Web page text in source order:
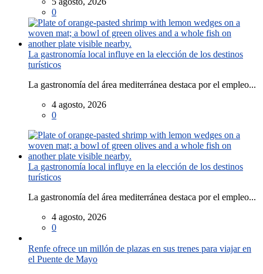
0
La gastronomía local influye en la elección de los destinos
turísticos
La gastronomía del área mediterránea destaca por el empleo...
4 agosto, 2026
0
La gastronomía local influye en la elección de los destinos
turísticos
La gastronomía del área mediterránea destaca por el empleo...
4 agosto, 2026
0
Renfe ofrece un millón de plazas en sus trenes para viajar en
el Puente de Mayo